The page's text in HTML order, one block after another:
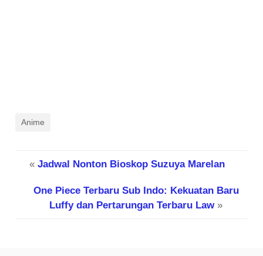
Anime
« Jadwal Nonton Bioskop Suzuya Marelan
One Piece Terbaru Sub Indo: Kekuatan Baru
Luffy dan Pertarungan Terbaru Law»